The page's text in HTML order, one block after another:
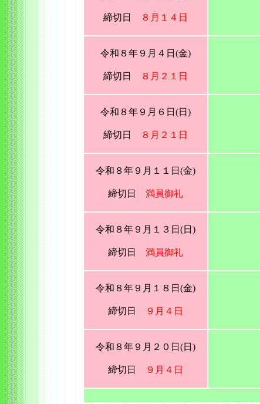
締切日 ８月１４日
令和８年９月４日(金)
締切日 ８月２１日
令和８年９月６日(日)
締切日 ８月２１日
令和８年９月１１日(金)
締切日 満員御礼
令和８年９月１３日(日)
締切日 満員御礼
令和８年９月１８日(金)
締切日 ９月４日
令和８年９月２０日(日)
締切日 ９月４日